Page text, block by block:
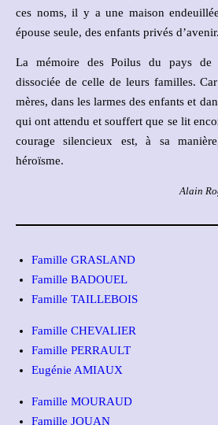
ces noms, il y a une maison
épouse seule, des enfants privés d’avenir.
La mémoire des Poilus du pays de
dissociée de celle de leurs familles.
mères, dans les larmes des enfants et
qui ont attendu et souffert que se lit
courage silencieux est, à sa
héroïsme.
Alain
Famille GRASLAND
Famille BADOUEL
Famille TAILLEBOIS
Famille CHEVALIER
Famille PERRAULT
Eugénie AMIAUX
Famille MOURAUD
Famille JOUAN